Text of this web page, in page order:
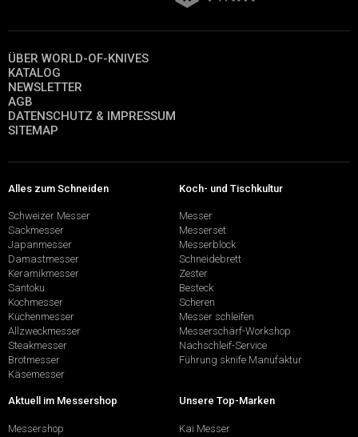
ÜBER WORLD-OF-KNIVES
KATALOG
NEWSLETTER
AGB
DATENSCHUTZ & IMPRESSUM
SITEMAP
Alles zum Schneiden
Schweizer Messer
Sackmesser
Japanmesser
Damastmesser
Keramikmesser
Santoku
Kochmesser
Küchenmesser
Allzweckmesser
Steakmesser
Brotmesser
Käsemesser
Koch- und Tischkultur
Messer
Messerset
Messerblock
Schneidebrett
Zester
Besteck
Scheren
Messer schleifen
Messerschärf-Workshop
Nachschleif-Service
Führung sknife Manufaktur
Aktuell im Messershop
Messershop
Unsere Top-Marken
Kai Messer